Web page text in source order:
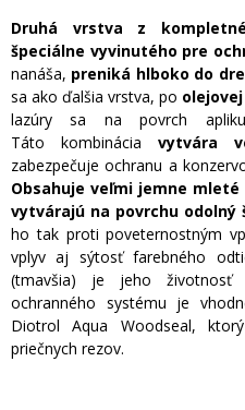
Druhá vrstva z
špeciálne vyvinutého pre
nanáša, preniká hlboko do
sa ako ďalšia vrstva, po
lazúry sa na povrch
Táto kombinácia vytvára
zabezpečuje ochranu a
Obsahuje veľmi jemne
vytvárajú na povrchu
ho tak proti poveternostným
vplyv aj sýtosť farebného
(tmavšia) je jeho životnosť
ochranného systému je
Diotrol Aqua Woodseal,
priečnych rezov.